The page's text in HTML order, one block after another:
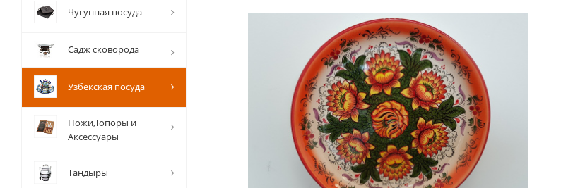
Чугунная посуда
Садж сковорода
Узбекская посуда
Ножи,Топоры и
Аксессуары
Тандыры